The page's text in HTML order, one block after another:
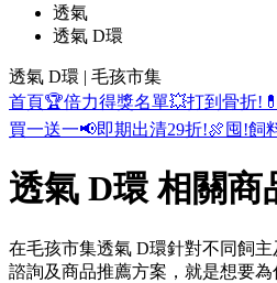
透氣
透氣 D環
透氣 D環 | 毛孩市集
首頁🏆倍力得獎名單💥打到骨折!
買一送一📢即期出清29折!🍖囤!飼
透氣 D環 相關商
在毛孩市集透氣 D環針對不同飼
諮詢及商品推薦方案，就是想要